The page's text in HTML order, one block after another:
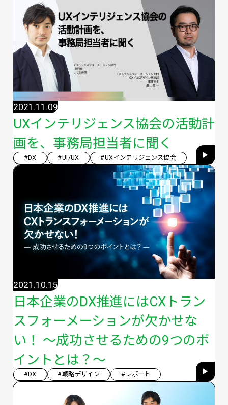
UXインテリジェンス協会の活動計
画を、事務局担当者に聞く
2021.11.09
#DX #UI/UX #UXインテリジェンス協会
日本企業のDX推進にはCXトラン
スフォーメーションが欠かせな
い！ 〜成功させるための9つのポ
イントとは？〜
2021.10.15
#DX #戦略デザイン #レポート